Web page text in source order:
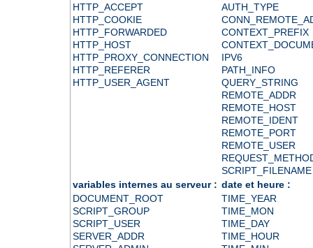
HTTP_ACCEPT
HTTP_COOKIE
HTTP_FORWARDED
HTTP_HOST
HTTP_PROXY_CONNECTION
HTTP_REFERER
HTTP_USER_AGENT
AUTH_TYPE
CONTEXT_PREFIX
IPV6
PATH_INFO
QUERY_STRING
REMOTE_ADDR
REMOTE_HOST
REMOTE_IDENT
REMOTE_PORT
REMOTE_USER
SCRIPT_FILENAME
variables internes au serveur : date et heure :
DOCUMENT_ROOT
SCRIPT_GROUP
SCRIPT_USER
SERVER_ADDR
TIME_YEAR
TIME_MON
TIME_DAY
TIME_HOUR